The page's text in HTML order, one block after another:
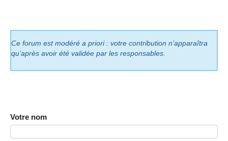
Ce forum est modéré a priori : votre contribution n’apparaîtra
qu’après avoir été validée par les responsables.
Votre nom